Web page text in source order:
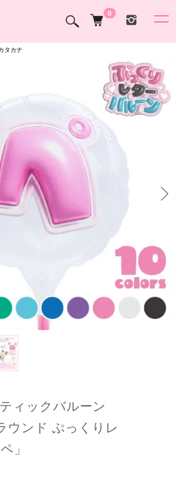
0
タカナ
ィックバルーン
ウンド ぷっくりレ
」